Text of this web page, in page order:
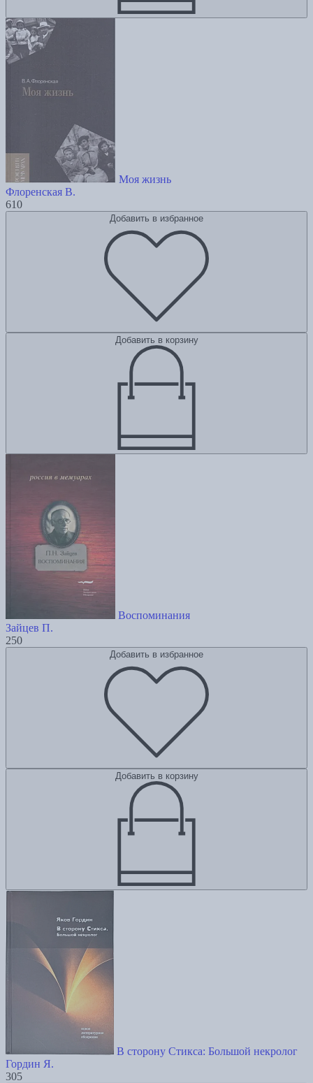
Моя жизнь
Флоренская В.
610
Добавить в избранное
Добавить в корзину
Воспоминания
Зайцев П.
250
Добавить в избранное
Добавить в корзину
В сторону Стикса: Большой некролог
Гордин Я.
305